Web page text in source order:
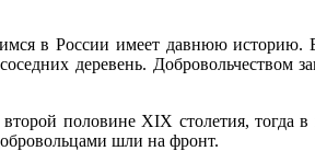
в России имеет давнюю
деревень. Добровольчеством
половине ХIХ столетия,
шли на фронт.